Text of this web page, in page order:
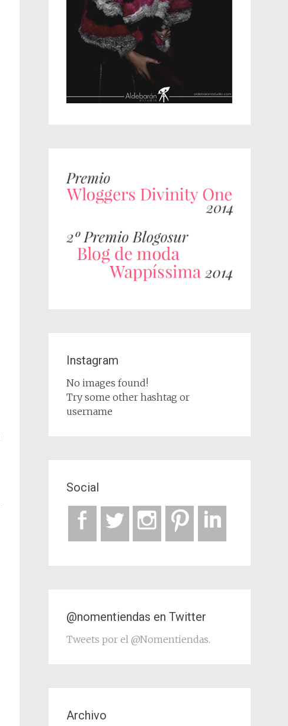
Instagram
No images found!
Try some other hashtag or
username
Social
@nomentiendas en Twitter
Tweets por el @Nomentiendas.
Archivo